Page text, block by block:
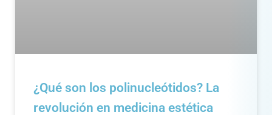
¿Qué son los polinucleótidos? La
revolución en medicina estética